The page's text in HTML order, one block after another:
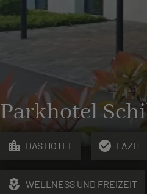
Parkhotel
location_city DAS HOTEL check_circle FAZIT
local_florist WELLNESS UND FREIZEIT